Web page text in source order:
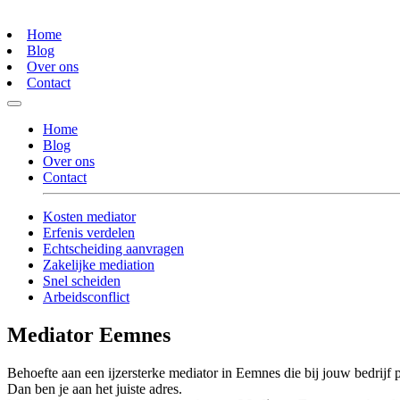
Home
Blog
Over ons
Contact
Home
Blog
Over ons
Contact
Kosten mediator
Erfenis verdelen
Echtscheiding aanvragen
Zakelijke mediation
Snel scheiden
Arbeidsconflict
Mediator Eemnes
Behoefte aan een ijzersterke mediator in Eemnes die bij jouw bedrijf
Dan ben je aan het juiste adres.